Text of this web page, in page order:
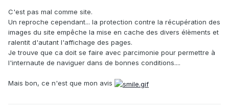
C'est pas mal comme site.
Un reproche cependant... la protection contre la récupération des
images du site empêche la mise en cache des divers élèments et
ralentit d'autant l'affichage des pages.
Je trouve que ca doit se faire avec parcimonie pour permettre à
l'internaute de naviguer dans de bonnes conditions....
Mais bon, ce n'est que mon avis